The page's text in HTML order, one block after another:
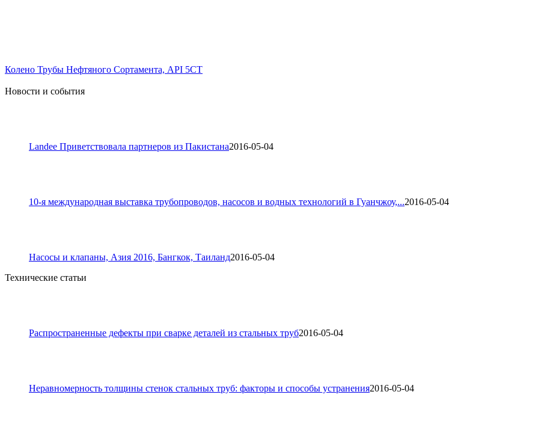
Колено Трубы Нефтяного Сортамента, API 5CT
Новости и события
Landee Приветствовала партнеров из Пакистана2016-05-04
10-я международная выставка трубопроводов, насосов и водных технологий в Гуанчжоу,...2016-05-04
Насосы и клапаны, Азия 2016, Бангкок, Таиланд2016-05-04
Технические статьи
Распространенные дефекты при сварке деталей из стальных труб2016-05-04
Неравномерность толщины стенок стальных труб: факторы и способы устранения2016-05-04